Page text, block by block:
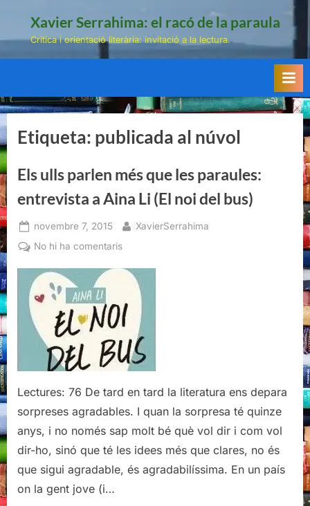
Xavier Serrahima: el racó de la paraula
Crítica i orientació literària: invitació a la lectura.
Etiqueta: publicada al núvol
Els ulls parlen més que les paraules:
entrevista a Aina Li (El noi del bus)
Posted
on
novembre 7, 2015 By
XavierSerrahima
No hi ha comentarisa
ulls
parlen
més
que
les
paraules:
entrevista
a
(El
noi
del
Lectures: 76 De tard en tard la literatura ens depara
sorpreses agradables. I quan la sorpresa té quinze
anys, i no només sap molt bé què vol dir i com vol
dir-ho, sinó que té les idees més que clares, no és
que sigui agradable, és agradabilíssima. En un país
on la gent jove (i…